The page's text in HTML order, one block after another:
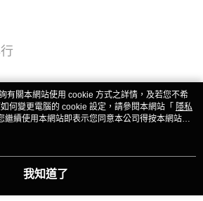
有關本網站使用 cookie 方式之詳情，及若您不希
何變更電腦的 cookie 設定，請參閱本網站「 隱私
繼續使用本網站即表示您同意本公司得按本網站使
。
我知道了